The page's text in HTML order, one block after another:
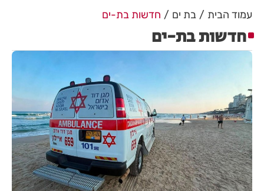
עמוד הבית בת ים חדשות בת-ים
חדשות בת-ים